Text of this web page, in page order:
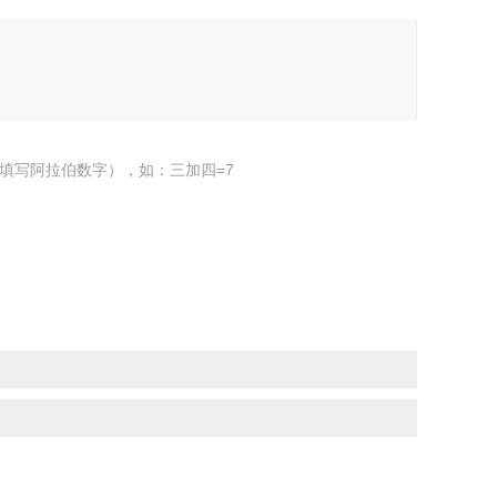
写阿拉伯数字），如：三加四=7